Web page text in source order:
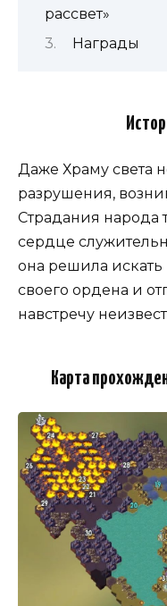
рассвет»
Награды
Даже Храму света
разрушения,
Страдания народа
сердце
она решила
своего ордена и
навстречу
Карта